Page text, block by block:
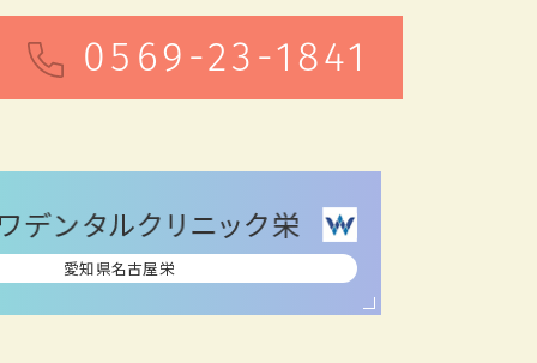
0569-23-1841
愛知県名古屋栄